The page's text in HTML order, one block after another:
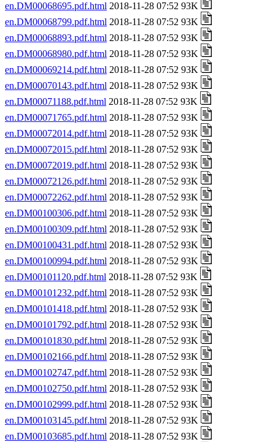
en.DM00068695.pdf.html 2018-11-28 07:52 93K
en.DM00068799.pdf.html 2018-11-28 07:52 93K
en.DM00068893.pdf.html 2018-11-28 07:52 93K
en.DM00068980.pdf.html 2018-11-28 07:52 93K
en.DM00069214.pdf.html 2018-11-28 07:52 93K
en.DM00070143.pdf.html 2018-11-28 07:52 93K
en.DM00071188.pdf.html 2018-11-28 07:52 93K
en.DM00071765.pdf.html 2018-11-28 07:52 93K
en.DM00072014.pdf.html 2018-11-28 07:52 93K
en.DM00072015.pdf.html 2018-11-28 07:52 93K
en.DM00072019.pdf.html 2018-11-28 07:52 93K
en.DM00072126.pdf.html 2018-11-28 07:52 93K
en.DM00072262.pdf.html 2018-11-28 07:52 93K
en.DM00100306.pdf.html 2018-11-28 07:52 93K
en.DM00100309.pdf.html 2018-11-28 07:52 93K
en.DM00100431.pdf.html 2018-11-28 07:52 93K
en.DM00100994.pdf.html 2018-11-28 07:52 93K
en.DM00101120.pdf.html 2018-11-28 07:52 93K
en.DM00101232.pdf.html 2018-11-28 07:52 93K
en.DM00101418.pdf.html 2018-11-28 07:52 93K
en.DM00101792.pdf.html 2018-11-28 07:52 93K
en.DM00101830.pdf.html 2018-11-28 07:52 93K
en.DM00102166.pdf.html 2018-11-28 07:52 93K
en.DM00102747.pdf.html 2018-11-28 07:52 93K
en.DM00102750.pdf.html 2018-11-28 07:52 93K
en.DM00102999.pdf.html 2018-11-28 07:52 93K
en.DM00103145.pdf.html 2018-11-28 07:52 93K
en.DM00103685.pdf.html 2018-11-28 07:52 93K